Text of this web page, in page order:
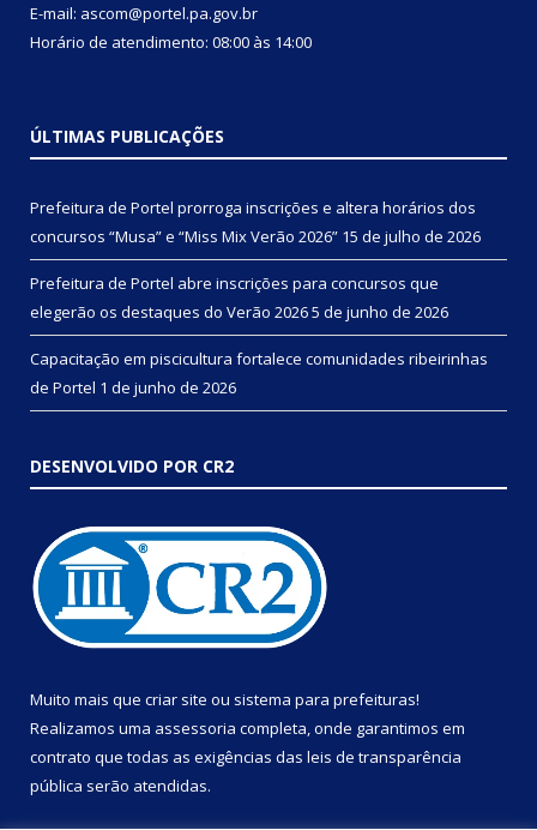
E-mail: ascom@portel.pa.gov.br
Horário de atendimento: 08:00 às 14:00
ÚLTIMAS PUBLICAÇÕES
Prefeitura de Portel prorroga inscrições e altera horários dos
concursos “Musa” e “Miss Mix Verão 2026” 15 de julho de 2026
Prefeitura de Portel abre inscrições para concursos que
elegerão os destaques do Verão 20265 de junho de 2026
Capacitação em piscicultura fortalece comunidades ribeirinhas
de Portel 1 de junho de 2026
DESENVOLVIDO POR CR2
Muito mais que criar site ou sistema para prefeituras!
Realizamos uma assessoria completa, onde garantimos em
contrato que todas as exigências das leis de transparência
pública serão atendidas.